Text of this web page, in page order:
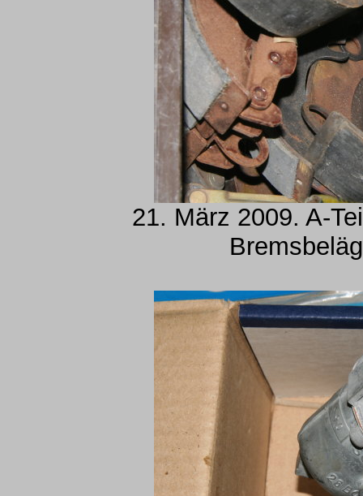
21. März 2009. A-